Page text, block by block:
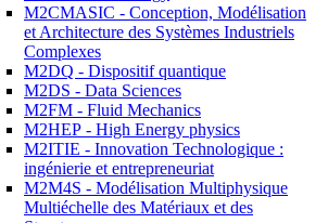
M2CMASIC - Conception, Modélisation
et Architecture des Systèmes Industriels
Complexes
M2DQ - Dispositif quantique
M2DS - Data Sciences
M2FM - Fluid Mechanics
M2HEP - High Energy physics
M2ITIE - Innovation Technologique :
ingénierie et entrepreneuriat
M2M4S - Modélisation Multiphysique
Multiéchelle des Matériaux et des